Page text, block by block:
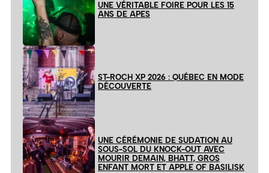
UNE VÉRITABLE FOIRE POUR LES 15
ANS DE APES
ST-ROCH XP 2026 : QUÉBEC EN MODE
DÉCOUVERTE
UNE CÉRÉMONIE DE SUDATION AU
SOUS-SOL DU KNOCK-OUT AVEC
MOURIR DEMAIN, BHATT, GROS
ENFANT MORT ET APPLE OF BASILISK